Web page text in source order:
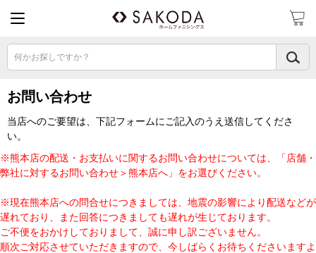
何かお探しですか？
お問い合わせ
当店へのご要望は、下記フォームにご記入のうえ送信してくださ
い。
※熊本店の配送・お支払いに関するお問い合わせについては、「店舗・
弊社に対するお問い合わせ＞熊本店へ」をお選びください。
※現在熊本店への問合せにつきましては、地震の影響により配送などが
遅れており、また回答につきましても遅れが生じております。
ご不便をおかけしておりまして、誠に申し訳ございません。
順次ご対応させていただきますので、今しばらくお待ちくださいますよ